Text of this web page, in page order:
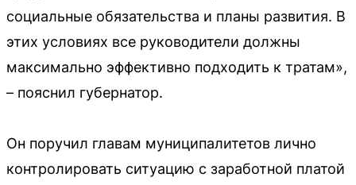
социальные обязательства и планы развития. В
этих условиях все руководители должны
максимально эффективно подходить к тратам»,
– пояснил губернатор.
Он поручил главам муниципалитетов лично
контролировать ситуацию с заработной платой